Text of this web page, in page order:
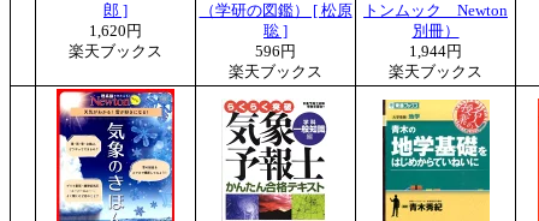
郎 ]
1,620円
楽天ブックス
（学研の図鑑） [ 松原
聡 ]
596円
楽天ブックス
トンムック Newton
別冊）
1,944円
楽天ブックス